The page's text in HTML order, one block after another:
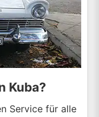
Kuba?
Service für alle